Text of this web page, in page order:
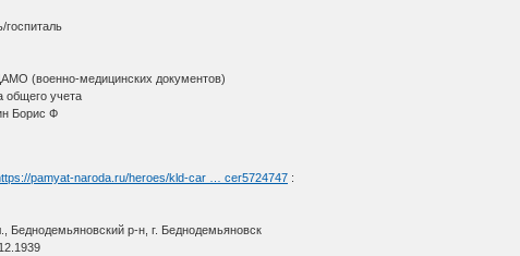
(военно-медицинских документов)
общего учета
Борис Ф
pamyat-naroda.ru/heroes/kld-car … cer5724747 :
Беднодемьяновский р-н, г. Беднодемьяновск